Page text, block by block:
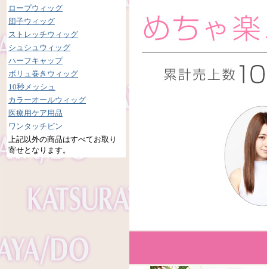
ロープウィッグ
団子ウィッグ
ストレッチウィッグ
シュシュウィッグ
ハーフキャップ
ボリュ巻きウィッグ
10秒メッシュ
カラーオールウィッグ
医療用ケア用品
ワンタッチピン
上記以外の商品はすべてお取り
寄せとなります。